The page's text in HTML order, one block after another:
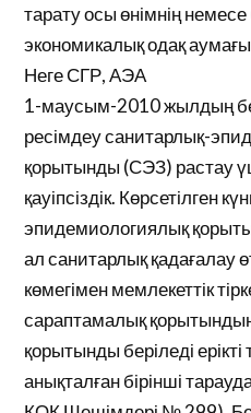
тарату осы өнімнің
экономикалық одақ
Неге СГР, АЭА
1-маусым-2010 жылдың
ресімдеу санитарлық-
қорытынды (СЭЗ) растау
қауіпсіздік. Көрсетілген
эпидемиологиялық
ал санитарлық қадағалау
көмегімен мемлекеттік
сараптамалық
қорытынды беріледі ерікті
анықталған бірінші